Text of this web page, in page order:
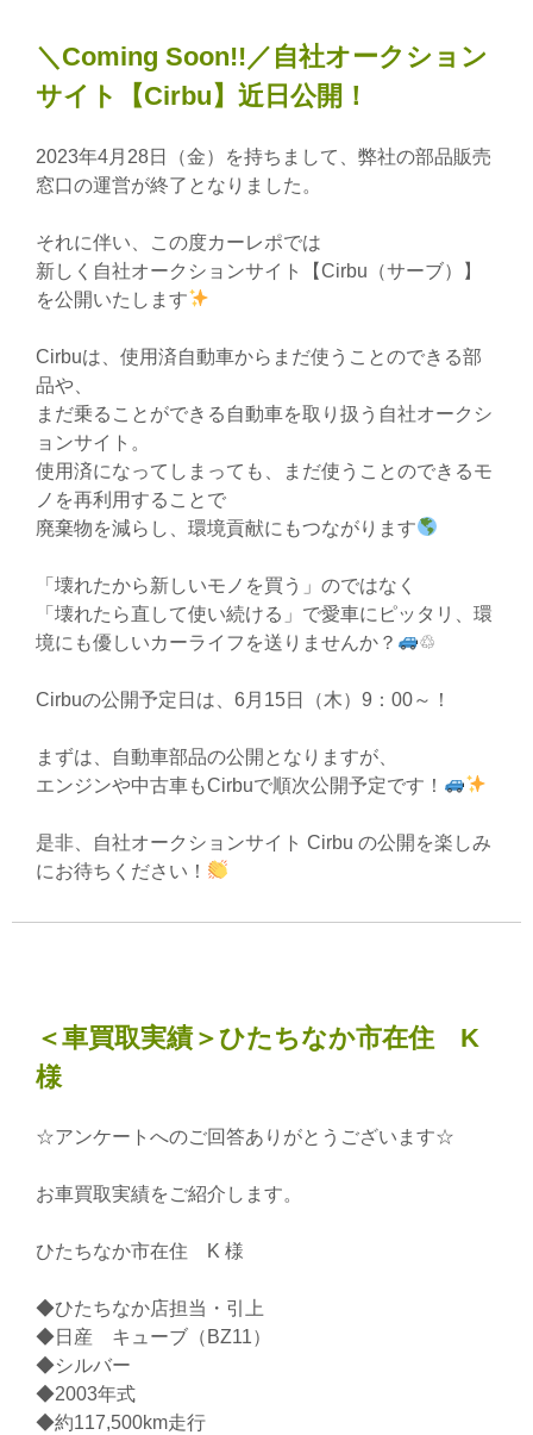
＼Coming Soon!!／自社オークション
サイト【Cirbu】近日公開！
2023年4月28日（金）を持ちまして、弊社の部品販売
窓口の運営が終了となりました。
それに伴い、この度カーレポでは
新しく自社オークションサイト【Cirbu（サーブ）】
を公開いたします
Cirbuは、使用済自動車からまだ使うことのできる部
品や、
まだ乗ることができる自動車を取り扱う自社オークシ
ョンサイト。
使用済になってしまっても、まだ使うことのできるモ
ノを再利用することで
廃棄物を減らし、環境貢献にもつながります
「壊れたから新しいモノを買う」のではなく
「壊れたら直して使い続ける」で愛車にピッタリ、環
境にも優しいカーライフを送りませんか？
♲
Cirbuの公開予定日は、6月15日（木）9：00～！
まずは、自動車部品の公開となりますが、
エンジンや中古車もCirbuで順次公開予定です！
是非、自社オークションサイト Cirbu の公開を楽しみ
にお待ちください！
＜車買取実績＞ひたちなか市在住 K
様
☆アンケートへのご回答ありがとうございます☆
お車買取実績をご紹介します。
ひたちなか市在住 K 様
◆ひたちなか店担当・引上
◆日産 キューブ（BZ11）
◆シルバー
◆2003年式
◆約117,500km走行